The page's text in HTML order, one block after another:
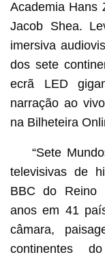
Academia Hans
Jacob Shea.
imersiva
dos sete
ecrã LED
narração ao
na Bilheteira
“Sete
televisivas de
BBC do Reino
anos em 41
câmara,
continentes